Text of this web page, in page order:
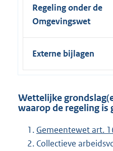
Regeling onder de
Omgevingswet
Externe bijlagen
Wettelijke
waarop de regeling is
Gemeentewet art.
Collectieve